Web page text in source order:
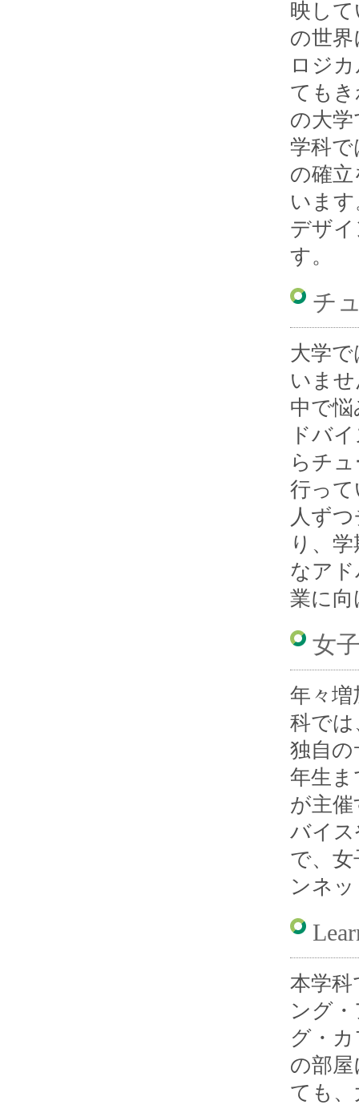
映し
の世
ロジ
ても
の大
学科
の確
いま
デザ
す。
チ
大学
いま
中で
ドバ
らチ
行って
人ず
り、
なア
業に
女
年々増
科で
独自
年生ま
が主
バイ
で、
ンネ
本学科
ング
グ・
の部
ても